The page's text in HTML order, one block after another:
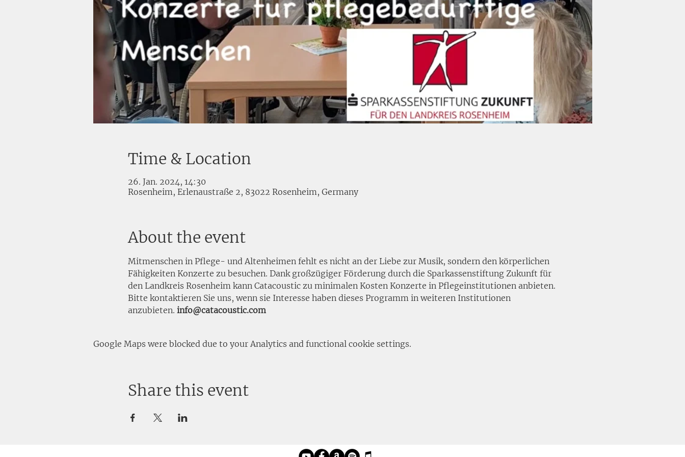
Time & Location
26. Jan. 2024, 14:30
Rosenheim, Erlenaustraße 2, 83022 Rosenheim, Germany
About the event
Mitmenschen in Pflege- und Altenheimen fehlt es nicht an der Liebe zur Musik, sondern den körperlichen
Fähigkeiten Konzerte zu besuchen. Dank großzügiger Förderung durch die Sparkassenstiftung Zukunft für
den Landkreis Rosenheim kann Catacoustic zu minimalen Kosten Konzerte in Pflegeinstitutionen anbieten.
Bitte kontaktieren Sie uns, wenn sie Interesse haben dieses Programm in weiteren Institutionen
anzubieten. info@catacoustic.com
Google Maps were blocked due to your Analytics and functional cookie settings.
Share this event